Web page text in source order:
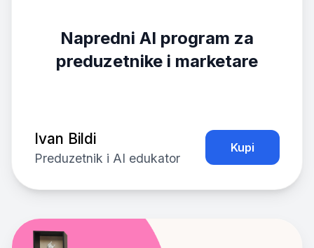
Napredni AI program za
preduzetnike i marketare
Ivan Bildi
Preduzetnik i AI edukator
Kupi